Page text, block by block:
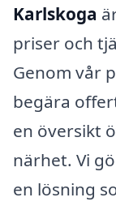
Karlskoga
priser och
Genom vår
begära
en översikt
närhet. Vi
en lösning